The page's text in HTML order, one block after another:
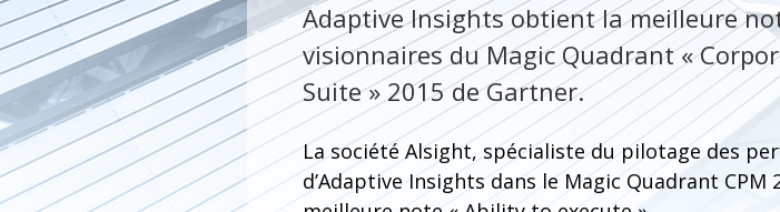
Adaptive Insights obtient la meilleure
visionnaires du Magic Quadrant «
Suite » 2015 de Gartner.
La société Alsight, spécialiste du pilotage des
d’Adaptive Insights dans le Magic Quadrant CPM